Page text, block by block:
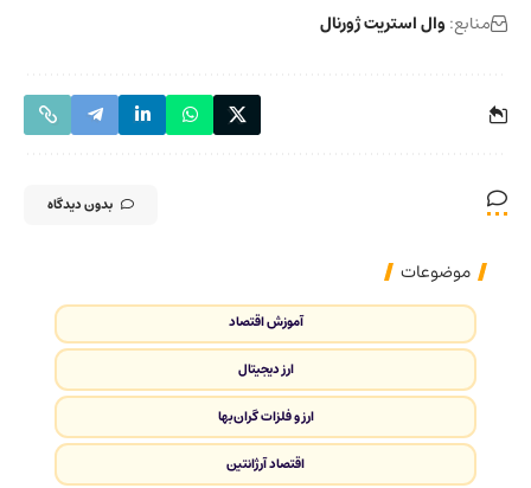
منابع: وال استریت ژورنال
بدون دیدگاه
موضوعات
آموزش اقتصاد
ارز دیجیتال
ارز و فلزات گران‌بها
اقتصاد آرژانتین